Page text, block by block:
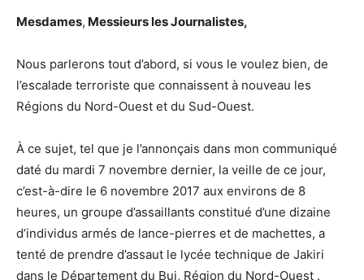
Mesdames, Messieurs les Journalistes,
Nous parlerons tout d’abord, si vous le voulez bien, de
l’escalade terroriste que connaissent à nouveau les
Régions du Nord-Ouest et du Sud-Ouest.
À ce sujet, tel que je l’annonçais dans mon communiqué
daté du mardi 7 novembre dernier, la veille de ce jour,
c’est-à-dire le 6 novembre 2017 aux environs de 8
heures, un groupe d’assaillants constitué d’une dizaine
d’individus armés de lance-pierres et de machettes, a
tenté de prendre d’assaut le lycée technique de Jakiri
dans le Département du Bui, Région du Nord-Ouest .